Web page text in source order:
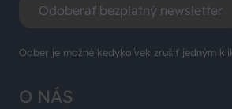
O NÁS
Odoberať bezplatný newsletter
Odber je možné kedykoľvek zrušiť jedným